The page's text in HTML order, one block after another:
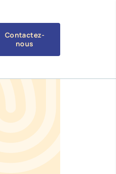
Contactez-
nous